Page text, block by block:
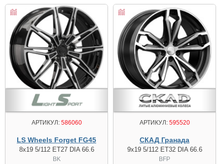
АРТИКУЛ:586060
LS Wheels Forget FG45
8x19 5/112 ET27 DIA 66.6
BK
АРТИКУЛ:595520
СКАД Гранада
9x19 5/112 ET32 DIA 66.6
BFP